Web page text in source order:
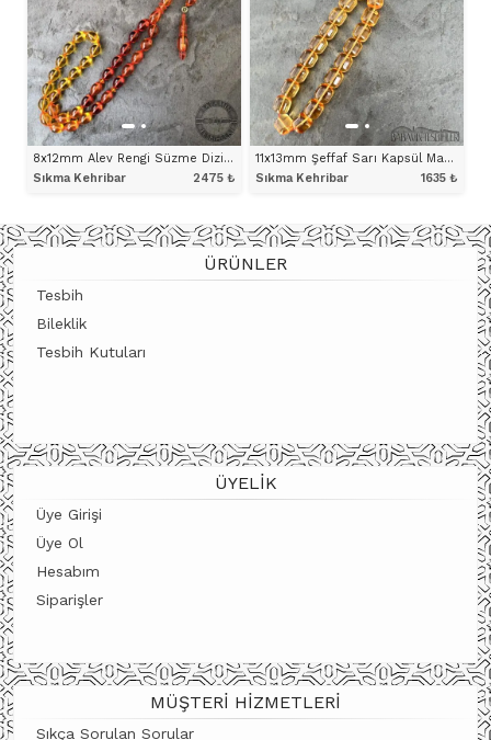
8x12mm Alev Rengi Süzme Dizim Halkalı İmameli Tesbih
Sıkma Kehribar
2475 ₺
ÜRÜNÜ İNCELE
11x13mm Şeffaf Sarı Kapsül Maskot Model Tesbih
Sıkma Kehribar
1635₺
ÜRÜNÜ İNCELE
ÜRÜNLER
Tesbih
Bileklik
Tesbih Kutuları
ÜYELIK
Üye Girişi
Üye Ol
Hesabım
Siparişler
MÜŞTERI HIZMETLERI
Sıkça Sorulan Sorular